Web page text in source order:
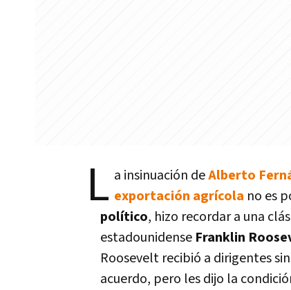
L a insinuación deAlberto
exportación agrícola no es
político, hizo recordar a una
estadounidense Franklin
Roosevelt recibió a dirigentes
acuerdo, pero les dijo la